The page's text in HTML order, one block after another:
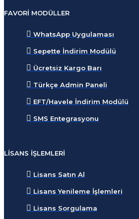
FAVORI MODÜLLER
WhatsApp Uygulaması
Sepette İndirim Modülü
Ücretsiz Kargo Barı
Türkçe Admin Paneli
EFT/Havele İndirim Modülü
SMS Entegrasyonu
LISANS İŞLEMLERI
Lisans Satın Al
Lisans Yenileme İşlemleri
Lisans Sorgulama